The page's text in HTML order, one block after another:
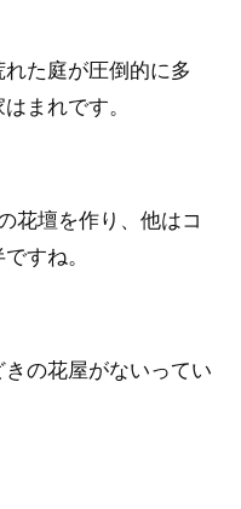
た庭が圧倒的に多
まれです。
花壇を作り、他はコ
すね。
の花屋がないってい